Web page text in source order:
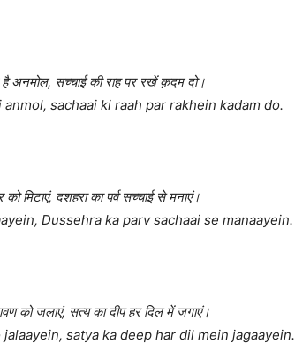
अनमोल, सच्चाई की राह पर रखें क़दम दो।
sachaai ki raah par rakhein kadam do.
मिटाएं, दशहरा का पर्व सच्चाई से मनाएं।
Dussehra ka parv sachaai se manaayein.
को जलाएं, सत्य का दीप हर दिल में जगाएं।
satya ka deep har dil mein jagaayein.